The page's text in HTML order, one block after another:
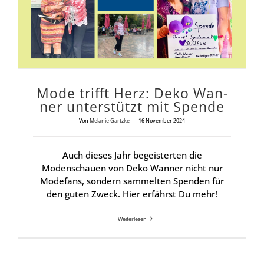
Mode trifft Herz: Deko Wan­
ner unter­stützt mit Spen­de
Von Melanie Gartzke | 16 November 2024
Auch dieses Jahr begeisterten die
Modenschauen von Deko Wanner nicht nur
Modefans, sondern sammelten Spenden für
den guten Zweck. Hier erfährst Du mehr!
Weiterlesen